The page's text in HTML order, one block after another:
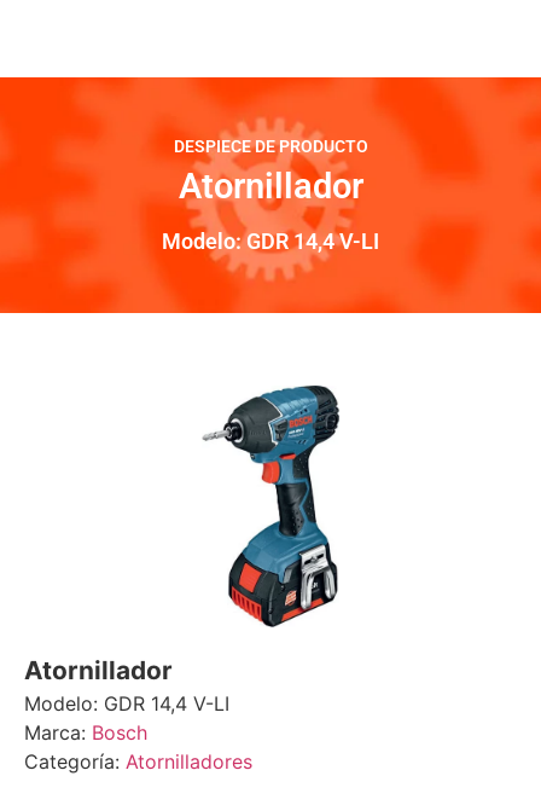
DESPIECE DE PRODUCTO
Atornillador
Modelo: GDR 14,4 V-LI
Atornillador
Modelo: GDR 14,4 V-LI
Marca: Bosch
Categoría: Atornilladores